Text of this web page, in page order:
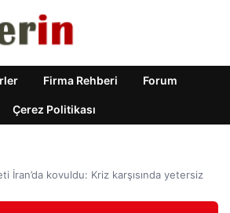
Firma Rehberi Forum
Çerez Politikası
İran’da kovuldu: Kriz karşısında yetersiz